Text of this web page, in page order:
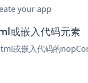
your app
或嵌入代码元素
或嵌入代码的